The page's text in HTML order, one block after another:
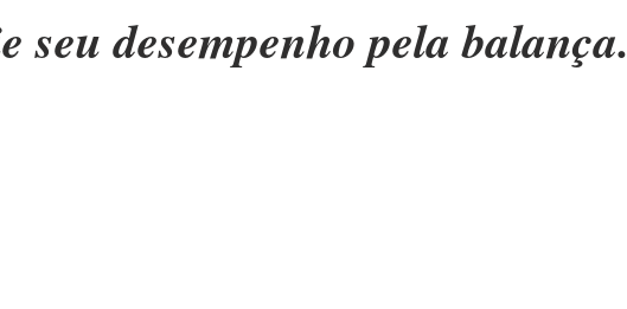
seu desempenho pela balança.